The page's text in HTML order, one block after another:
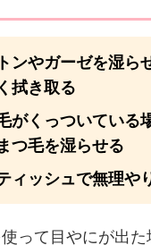
ンやガーゼを湿ら
拭き取る
がくっついている
つ毛を湿らせる
ィッシュで無理や
って目やにが出